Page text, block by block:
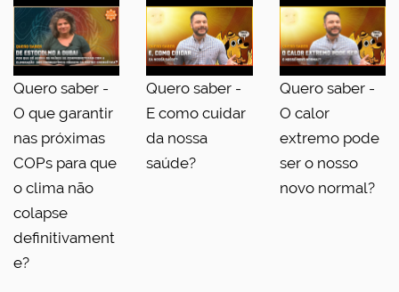
Quero saber -
O que garantir
nas próximas
COPs para que
o clima não
colapse
definitivament
e?
Quero saber -
E como cuidar
da nossa
saúde?
Quero saber -
O calor
extremo pode
ser o nosso
novo normal?